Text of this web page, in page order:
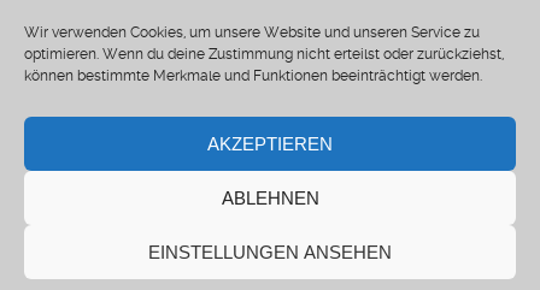
Wir verwenden Cookies, um unsere Website und unseren Service zu
optimieren. Wenn du deine Zustimmung nicht erteilst oder zurückziehst,
können bestimmte Merkmale und Funktionen beeinträchtigt werden.
AKZEPTIEREN
ABLEHNEN
EINSTELLUNGEN ANSEHEN
> Impressum